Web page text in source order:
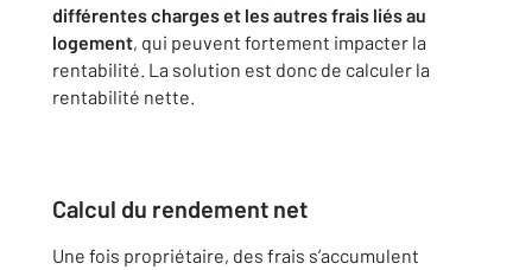
différentes charges et les autres frais liés au
logement, qui peuvent fortement impacter la
rentabilité. La solution est donc de calculer la
rentabilité nette.
Calcul du rendement net
Une fois propriétaire, des frais s’accumulent